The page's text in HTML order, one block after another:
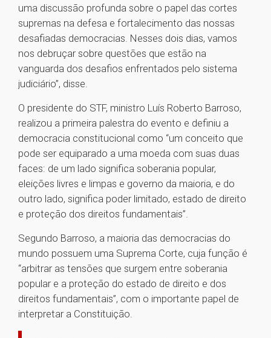
uma discussão profunda sobre o papel das cortes
supremas na defesa e fortalecimento das nossas
desafiadas democracias. Nesses dois dias, vamos
nos debruçar sobre questões que estão na
vanguarda dos desafios enfrentados pelo sistema
judiciário”, disse.
O presidente do STF, ministro Luís Roberto Barroso,
realizou a primeira palestra do evento e definiu a
democracia constitucional como “um conceito que
pode ser equiparado a uma moeda com suas duas
faces: de um lado significa soberania popular,
eleições livres e limpas e governo da maioria, e do
outro lado, significa poder limitado, estado de direito
e proteção dos direitos fundamentais”.
Segundo Barroso, a maioria das democracias do
mundo possuem uma Suprema Corte, cuja função é
“arbitrar as tensões que surgem entre soberania
popular e a proteção do estado de direito e dos
direitos fundamentais”, com o importante papel de
interpretar a Constituição.